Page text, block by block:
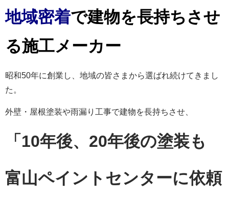
地域密着で建物を長持ちさせ
る施工メーカー
昭和50年に創業し、地域の皆さまから選ばれ続けてきまし
た。
外壁・屋根塗装や雨漏り工事で建物を長持ちさせ、
「10年後、20年後の塗装も
富山ペイントセンターに依頼